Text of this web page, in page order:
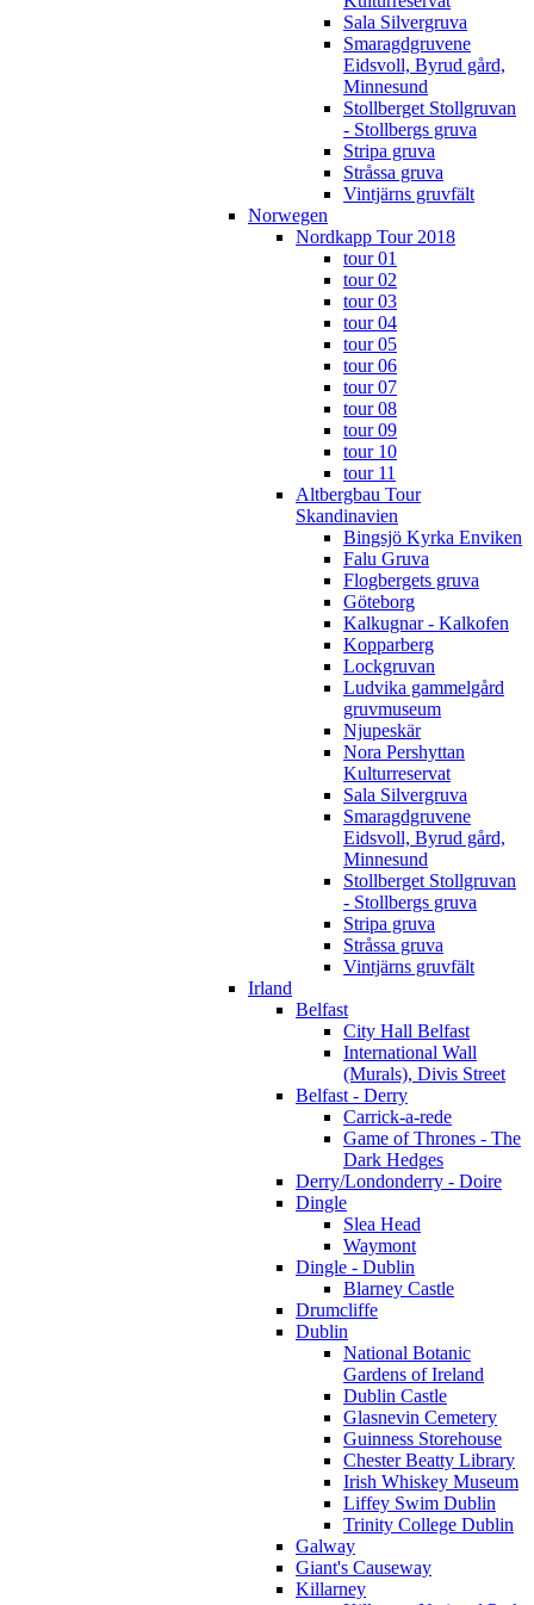
Sala Silvergruva
Smaragdgruvene
Eidsvoll, Byrud gård,
Minnesund
Stollberget Stollgruvan
- Stollbergs gruva
Stripa gruva
Stråssa gruva
Vintjärns gruvfält
Norwegen
Nordkapp Tour 2018
tour 01
tour 02
tour 03
tour 04
tour 05
tour 06
tour 07
tour 08
tour 09
tour 10
tour 11
Altbergbau Tour
Skandinavien
Bingsjö Kyrka Enviken
Falu Gruva
Flogbergets gruva
Göteborg
Kalkugnar - Kalkofen
Kopparberg
Lockgruvan
Ludvika gammelgård
gruvmuseum
Njupeskär
Nora Pershyttan
Kulturreservat
Sala Silvergruva
Smaragdgruvene
Eidsvoll, Byrud gård,
Minnesund
Stollberget Stollgruvan
- Stollbergs gruva
Stripa gruva
Stråssa gruva
Vintjärns gruvfält
Irland
Belfast
City Hall Belfast
International Wall
(Murals), Divis Street
Belfast - Derry
Carrick-a-rede
Game of Thrones - The
Dark Hedges
Derry/Londonderry - Doire
Dingle
Slea Head
Waymont
Dingle - Dublin
Blarney Castle
Drumcliffe
Dublin
National Botanic
Gardens of Ireland
Dublin Castle
Glasnevin Cemetery
Guinness Storehouse
Chester Beatty Library
Irish Whiskey Museum
Liffey Swim Dublin
Trinity College Dublin
Galway
Giant's Causeway
Killarney